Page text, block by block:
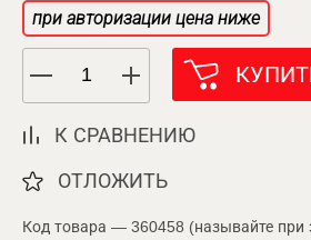
при авторизации цена ниже
К СРАВНЕНИЮ
ОТЛОЖИТЬ
Код товара — 360458 (называйте при